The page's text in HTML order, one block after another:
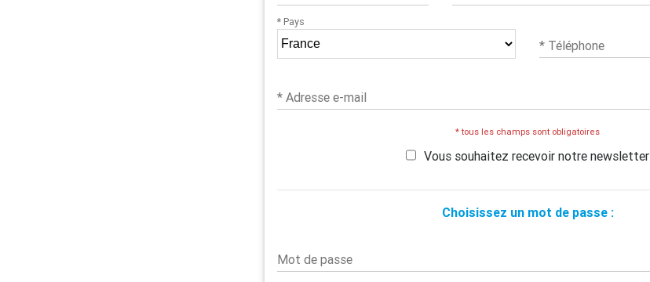
* Pays
* Téléphone
* Adresse e-mail
* tous les champs sont obligatoires
Vous souhaitez recevoir notre newsletter
Choisissez un mot de passe :
Mot de passe